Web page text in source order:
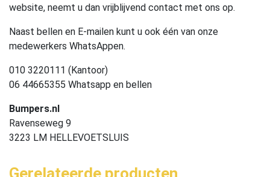
website, neemt u dan vrijblijvend contact met ons op.
Naast bellen en E-mailen kunt u ook één van onze
medewerkers WhatsAppen.
010 3220111 (Kantoor)
06 44665355 Whatsapp en bellen
Bumpers.nl
Ravenseweg 9
3223 LM HELLEVOETSLUIS